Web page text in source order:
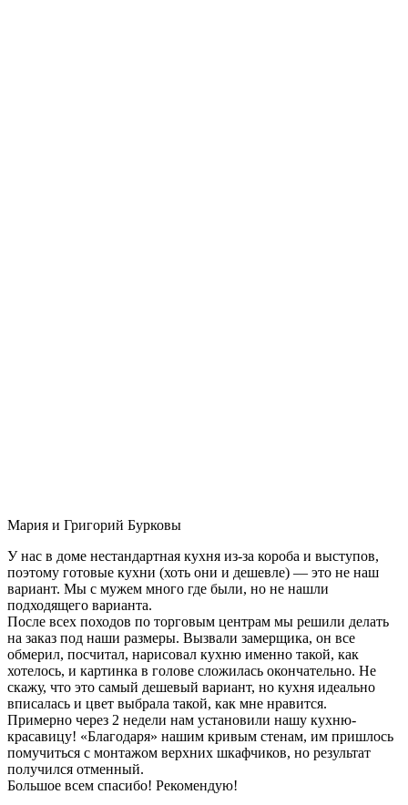
Мария и Григорий Бурковы
У нас в доме нестандартная кухня из-за короба и выступов,
поэтому готовые кухни (хоть они и дешевле) — это не наш
вариант. Мы с мужем много где были, но не нашли
подходящего варианта.
После всех походов по торговым центрам мы решили делать
на заказ под наши размеры. Вызвали замерщика, он все
обмерил, посчитал, нарисовал кухню именно такой, как
хотелось, и картинка в голове сложилась окончательно. Не
скажу, что это самый дешевый вариант, но кухня идеально
вписалась и цвет выбрала такой, как мне нравится.
Примерно через 2 недели нам установили нашу кухню-
красавицу! «Благодаря» нашим кривым стенам, им пришлось
помучиться с монтажом верхних шкафчиков, но результат
получился отменный.
Большое всем спасибо! Рекомендую!